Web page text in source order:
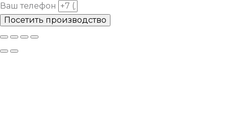
Ваш телефон
Посетить производство